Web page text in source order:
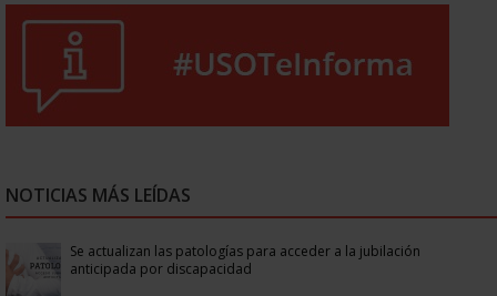
NOTICIAS MÁS LEÍDAS
Se actualizan las patologías para acceder a la jubilación
anticipada por discapacidad